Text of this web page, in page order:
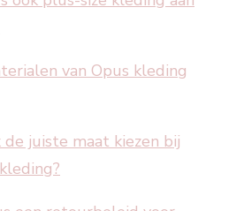
van Opus kleding
de juiste maat kiezen bij